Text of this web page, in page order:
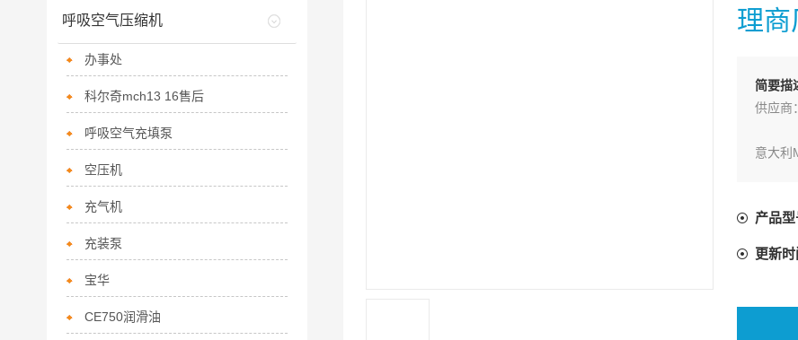
理商
简要描
供应商
意大利
产品型
更新时
呼吸空气压缩机
办事处
科尔奇mch13 16售后
呼吸空气充填泵
空压机
充气机
充装泵
宝华
CE750润滑油